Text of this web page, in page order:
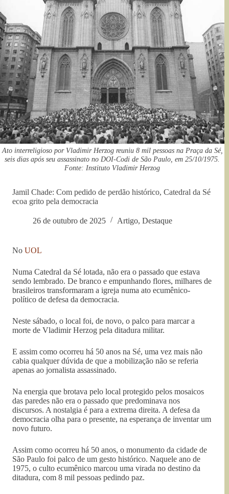
Ato interreligioso por Vladimir Herzog reuniu 8 mil pessoas na Praça da Sé,
seis dias após seu assassinato no DOI-Codi de São Paulo, em 25/10/1975.
Fonte: Instituto Vladimir Herzog
Jamil Chade: Com pedido de perdão histórico, Catedral da Sé
ecoa grito pela democracia
26 de outubro de 2025 Artigo, Destaque
No UOL
Numa Catedral da Sé lotada, não era o passado que estava
sendo lembrado. De branco e empunhando flores, milhares de
brasileiros transformaram a igreja numa ato ecumênico-
político de defesa da democracia.
Neste sábado, o local foi, de novo, o palco para marcar a
morte de Vladimir Herzog pela ditadura militar.
E assim como ocorreu há 50 anos na Sé, uma vez mais não
cabia qualquer dúvida de que a mobilização não se referia
apenas ao jornalista assassinado.
Na energia que brotava pelo local protegido pelos mosaicos
das paredes não era o passado que predominava nos
discursos. A nostalgia é para a extrema direita. A defesa da
democracia olha para o presente, na esperança de inventar um
novo futuro.
Assim como ocorreu há 50 anos, o monumento da cidade de
São Paulo foi palco de um gesto histórico. Naquele ano de
1975, o culto ecumênico marcou uma virada no destino da
ditadura, com 8 mil pessoas pedindo paz.